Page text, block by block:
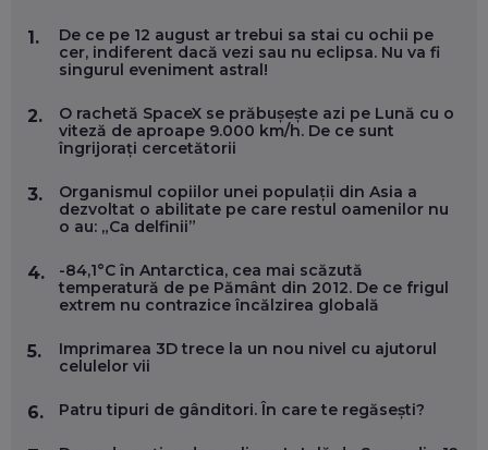
FOLOSEȘTI TEHNOLOGIA CA SĂ FII MAI BUN LA JOB. ȘI CUM
SE VA SCHIMBA MUNCA, ÎN URMĂTORII ANI
EP. 58
MARIUS PAȘCULEA, COFONDATOR AL KULTH: CUM
FOLOSEȘTI TEHNOLOGIA CA SĂ ÎȚI DESCHIZI DRUMUL
EP. 57
EFICIENT VIAȚA ONLINE. ȘI CARE SUNT PRIMII PAȘI ÎNTR-O
CARIERĂ DE „HACKER CU PERMIS”
EP. 56
DOINA VÎLCEANU, CONTENTSPEED: VREI SUCCES ONLINE?
EP. 55
1.
De ce pe 12 august ar trebui sa stai cu ochii pe
cer, indiferent dacă vezi sau nu eclipsa. Nu va fi
singurul eveniment astral!
2.
O rachetă SpaceX se prăbușește azi pe Lună cu o
viteză de aproape 9.000 km/h. De ce sunt
îngrijorați cercetătorii
3.
Organismul copiilor unei populații din Asia a
dezvoltat o abilitate pe care restul oamenilor nu
o au: „Ca delfinii”
4.
-84,1°C în Antarctica, cea mai scăzută
temperatură de pe Pământ din 2012. De ce frigul
extrem nu contrazice încălzirea globală
5.
Imprimarea 3D trece la un nou nivel cu ajutorul
celulelor vii
6. Patru tipuri de gânditori. În care te regăsești?